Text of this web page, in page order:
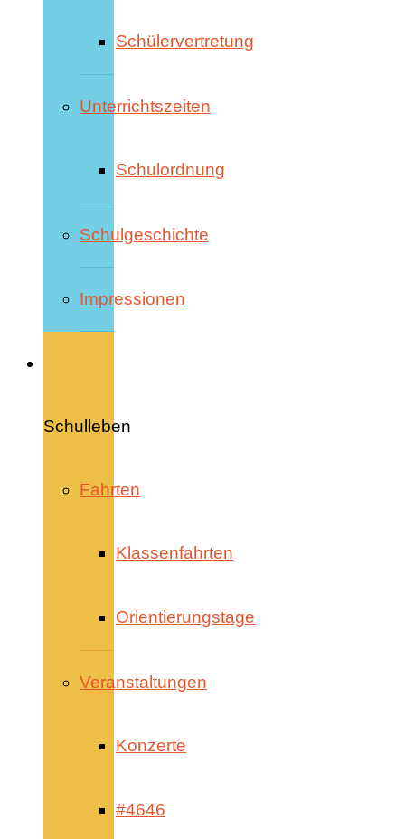
Schülervertretung
Unterrichtszeiten
Schulordnung
Schulgeschichte
Impressionen
Schulleben
Fahrten
Klassenfahrten
Orientierungstage
Veranstaltungen
Konzerte
#4646